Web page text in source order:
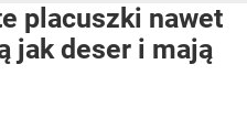
placuszki nawet
jak deser i mają